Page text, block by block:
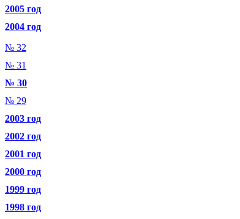
2005 год
2004 год
№ 32
№ 31
№ 30
№ 29
2003 год
2002 год
2001 год
2000 год
1999 год
1998 год